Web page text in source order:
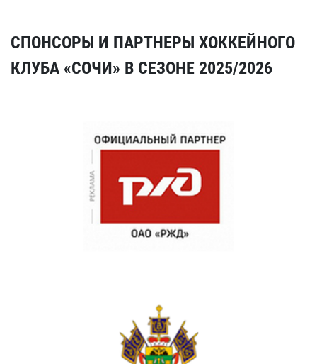
СПОНСОРЫ И ПАРТНЕРЫ ХОККЕЙНОГО
КЛУБА «СОЧИ» В СЕЗОНЕ 2025/2026